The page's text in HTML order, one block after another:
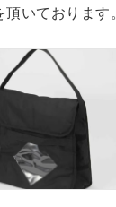
いております。